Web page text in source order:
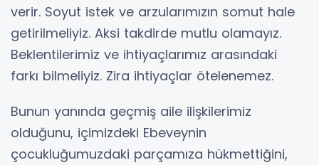
verir. Soyut istek ve arzularımızın somut hale
getirilmeliyiz. Aksi takdirde mutlu olamayız.
Beklentilerimiz ve ihtiyaçlarımız arasındaki
farkı bilmeliyiz. Zira ihtiyaçlar ötelenemez.
Bunun yanında geçmiş aile ilişkilerimiz
olduğunu, içimizdeki Ebeveynin
çocukluğumuzdaki parçamıza hükmettiğini,